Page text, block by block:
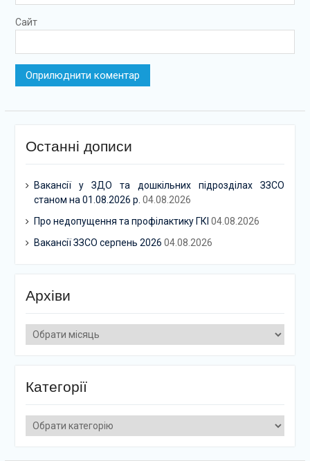
Сайт
Останні дописи
Вакансії у ЗДО та дошкільних підрозділах ЗЗСО
станом на 01.08.2026 р. 04.08.2026
Про недопущення та профілактику ГКІ 04.08.2026
Вакансії ЗЗСО серпень 2026 04.08.2026
Архіви
Архіви
Категорії
Категорії